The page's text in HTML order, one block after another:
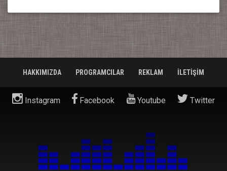
HAKKIMIZDA PROGRAMCILAR REKLAM İLETİŞİM
Instagram Facebook Youtube Twitter